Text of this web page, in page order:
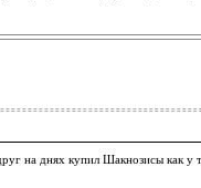
на днях купил Шакнозисы как у